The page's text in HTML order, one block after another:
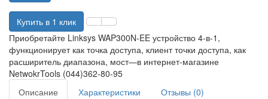
Купить в 1 клик
Приобретайте Linksys WAP300N-EE устройство 4-в-1,
функционирует как точка доступа, клиент точки доступа, как
расширитель диапазона, мост—в интернет-магазине
NetwokrTools (044)362-80-95
Описание
Характеристики
Отзывы (0)